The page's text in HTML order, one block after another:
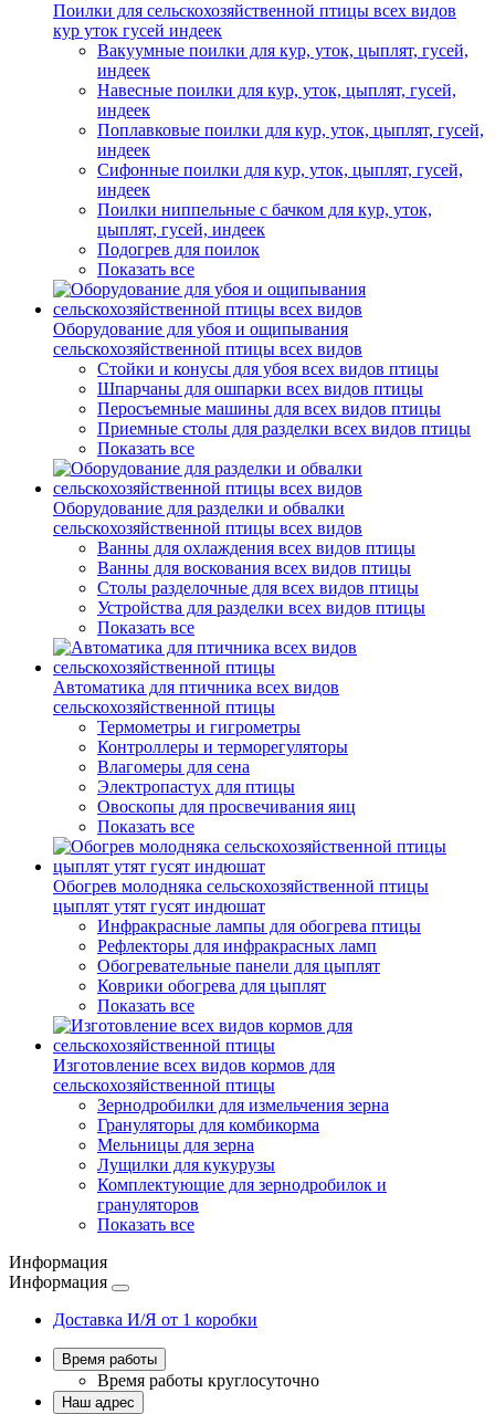
Поилки для сельскохозяйственной птицы всех видов
кур уток гусей индеек
Вакуумные поилки для кур, уток, цыплят, гусей,
индеек
Навесные поилки для кур, уток, цыплят, гусей,
индеек
Поплавковые поилки для кур, уток, цыплят, гусей,
индеек
Сифонные поилки для кур, уток, цыплят, гусей,
индеек
Поилки ниппельные с бачком для кур, уток,
цыплят, гусей, индеек
Подогрев для поилок
Показать все
Оборудование для убоя и ощипывания
сельскохозяйственной птицы всех видов
Стойки и конусы для убоя всех видов птицы
Шпарчаны для ошпарки всех видов птицы
Перосъемные машины для всех видов птицы
Приемные столы для разделки всех видов птицы
Показать все
Оборудование для разделки и обвалки
сельскохозяйственной птицы всех видов
Ванны для охлаждения всех видов птицы
Ванны для воскования всех видов птицы
Столы разделочные для всех видов птицы
Устройства для разделки всех видов птицы
Показать все
Автоматика для птичника всех видов
сельскохозяйственной птицы
Термометры и гигрометры
Контроллеры и терморегуляторы
Влагомеры для сена
Электропастух для птицы
Овоскопы для просвечивания яиц
Показать все
Обогрев молодняка сельскохозяйственной птицы
цыплят утят гусят индюшат
Инфракрасные лампы для обогрева птицы
Рефлекторы для инфракрасных ламп
Обогревательные панели для цыплят
Коврики обогрева для цыплят
Показать все
Изготовление всех видов кормов для
сельскохозяйственной птицы
Зернодробилки для измельчения зерна
Грануляторы для комбикорма
Мельницы для зерна
Лущилки для кукурузы
Комплектующие для зернодробилок и
грануляторов
Показать все
Информация
Информация
Доставка И/Я от 1 коробки
Время работы
Время работы круглосуточно
Наш адрес